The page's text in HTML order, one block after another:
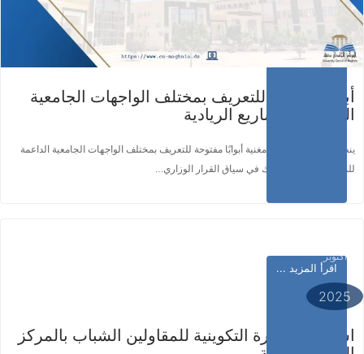
أبوابًا مفتوحة للتعريف بمختلف الواجهات الجامعية
الداعمة للمشاريع الريادية
ينظم المركز الجامعي مغنية أبوابًا مفتوحة للتعريف بمختلف الواجهات الجامعية الداعمة
للمشاريع الريادية، وذلك في سياق القرار الوزاري…
أكتوبر
2025
استمرار الدورة التكوينية للمقاولين الشباب بالمركز
اقرأ المزيد ...